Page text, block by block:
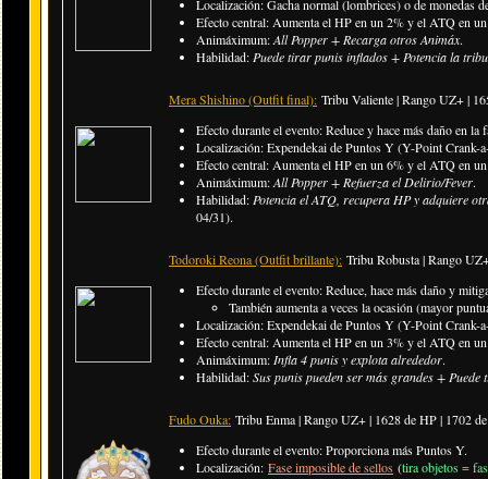
Localización: Gacha normal (lombrices) o de monedas
Efecto central: Aumenta el HP en un 2% y el ATQ en
Animáximum:All Popper + Recarga otros Animáx.
Habilidad: Puede tirar punis inflados + Potencia la
Mera Shishino (Outfit final): Tribu Valiente | Rango UZ+ |
Efecto durante el evento: Reduce y hace más daño en la
Localización: Expendekai de Puntos Y (Y-Point Crank-
Efecto central: Aumenta el HP en un 6% y el ATQ en
Animáximum:All Popper + Refuerza el Delirio/Fever.
Habilidad: Potencia el ATQ, recupera HP y adquiere
04/31).
Todoroki Reona (Outfit brillante): Tribu Robusta | Rango
Efecto durante el evento: Reduce, hace más daño y
También aumenta a veces la ocasión (mayor
Localización: Expendekai de Puntos Y (Y-Point Crank-
Efecto central: Aumenta el HP en un 3% y el ATQ en
Animáximum: Infla 4 punis y explota alrededor.
Habilidad:Sus punis pueden ser más grandes +
Fudo Ouka: Tribu Enma | Rango UZ+ | 1628 de HP | 1702
Efecto durante el evento: Proporciona más Puntos Y.
Localización: Fase imposible de sellos (tira objetos =